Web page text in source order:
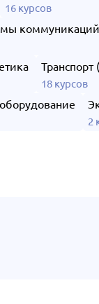
16 курсов
коммуникаций
18 курсов
2